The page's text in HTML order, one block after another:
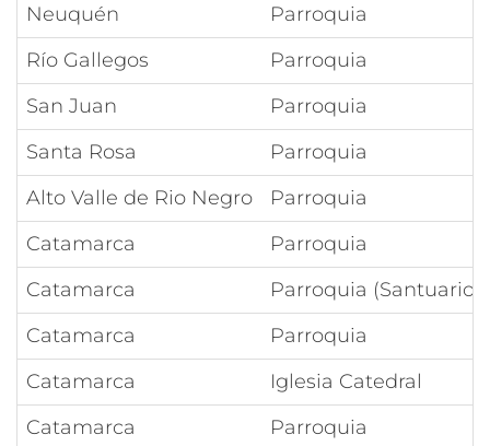
Neuquén
Parroquia
Río Gallegos
Parroquia
San Juan
Parroquia
Santa Rosa
Parroquia
Alto Valle de Rio Negro
Parroquia
Catamarca
Parroquia
Catamarca
Parroquia (Santuario)
Catamarca
Parroquia
Catamarca
Iglesia Catedral
Catamarca
Parroquia